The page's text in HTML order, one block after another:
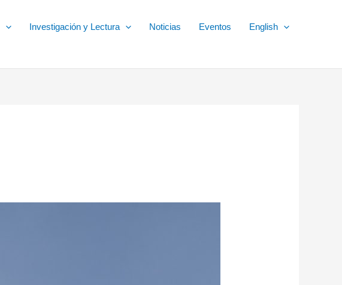
Investigación y Lectura Noticias Eventos
English